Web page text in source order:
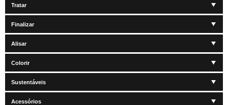
Tratar
Finalizar
Alisar
Colorir
Sustentáveis
Acessórios